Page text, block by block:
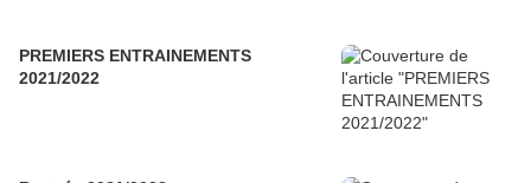
PREMIERS ENTRAINEMENTS
2021/2022